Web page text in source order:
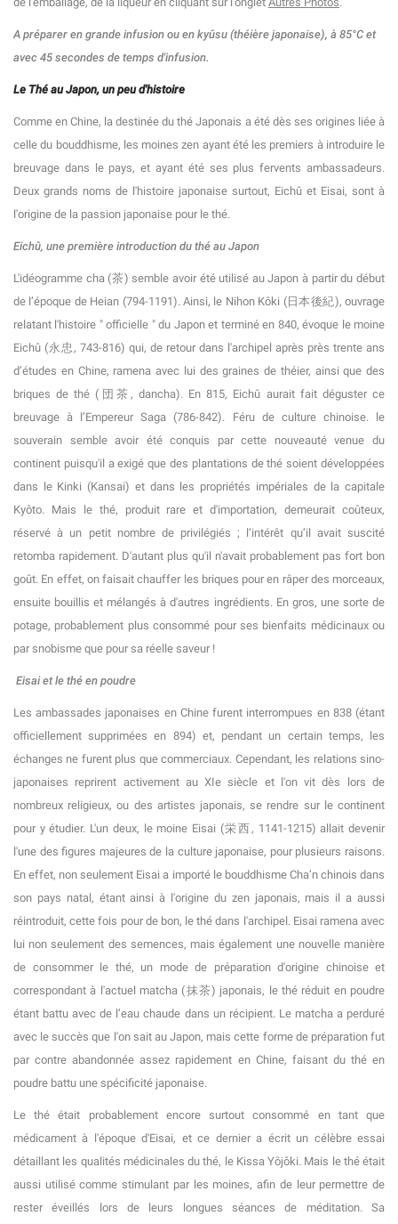
A préparer en grande infusion ou en kyûsu (théière japonaise), à 85°C et
avec 45 secondes de temps d'infusion.
Le Thé au Japon, un peu d'histoire
Comme en Chine, la destinée du thé Japonais a été dès ses origines liée à
celle du bouddhisme, les moines zen ayant été les premiers à introduire le
breuvage dans le pays, et ayant été ses plus fervents ambassadeurs.
Deux grands noms de l'histoire japonaise surtout, Eichû et Eisai, sont à
l'origine de la passion japonaise pour le thé.
Eichû, une première introduction du thé au Japon
L'idéogramme cha (茶) semble avoir été utilisé au Japon à partir du début
de l’époque de Heian (794-1191). Ainsi, le Nihon Kôki (日本後紀), ouvrage
relatant l'histoire " officielle " du Japon et terminé en 840, évoque le moine
Eichû (永忠, 743-816) qui, de retour dans l'archipel après près trente ans
d’études en Chine, ramena avec lui des graines de théier, ainsi que des
briques de thé (団茶, dancha). En 815, Eichû aurait fait déguster ce
breuvage à l’Empereur Saga (786-842). Féru de culture chinoise. le
souverain semble avoir été conquis par cette nouveauté venue du
continent puisqu'il a exigé que des plantations de thé soient développées
dans le Kinki (Kansai) et dans les propriétés impériales de la capitale
Kyôto. Mais le thé, produit rare et d'importation, demeurait coûteux,
réservé à un petit nombre de privilégiés ; l’intérêt qu’il avait suscité
retomba rapidement. D'autant plus qu'il n'avait probablement pas fort bon
goût. En effet, on faisait chauffer les briques pour en râper des morceaux,
ensuite bouillis et mélangés à d'autres ingrédients. En gros, une sorte de
potage, probablement plus consommé pour ses bienfaits médicinaux ou
par snobisme que pour sa réelle saveur !
Eisai et le thé en poudre
Les ambassades japonaises en Chine furent interrompues en 838 (étant
officiellement supprimées en 894) et, pendant un certain temps, les
échanges ne furent plus que commerciaux. Cependant, les relations sino-
japonaises reprirent activement au XIe siècle et l'on vit dès lors de
nombreux religieux, ou des artistes japonais, se rendre sur le continent
pour y étudier. L'un deux, le moine Eisai (栄西, 1141-1215) allait devenir
l'une des figures majeures de la culture japonaise, pour plusieurs raisons.
En effet, non seulement Eisai a importé le bouddhisme Cha’n chinois dans
son pays natal, étant ainsi à l'origine du zen japonais, mais il a aussi
réintroduit, cette fois pour de bon, le thé dans l'archipel. Eisai ramena avec
lui non seulement des semences, mais également une nouvelle manière
de consommer le thé, un mode de préparation d'origine chinoise et
correspondant à l'actuel matcha (抹茶) japonais, le thé réduit en poudre
étant battu avec de l’eau chaude dans un récipient. Le matcha a perduré
avec le succès que l'on sait au Japon, mais cette forme de préparation fut
par contre abandonnée assez rapidement en Chine, faisant du thé en
poudre battu une spécificité japonaise.
Le thé était probablement encore surtout consommé en tant que
médicament à l'époque d'Eisai, et ce dernier a écrit un célèbre essai
détaillant les qualités médicinales du thé, le Kissa Yôjôki. Mais le thé était
aussi utilisé comme stimulant par les moines, afin de leur permettre de
rester éveillés lors de leurs longues séances de méditation. Sa